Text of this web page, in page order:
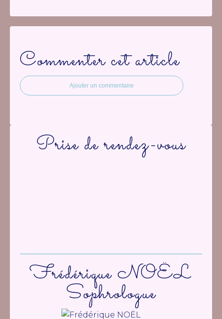
Commenter cet article
Ajouter un commentaire
Frédérique NOËL
Sophrologue
Prise de rendez-vous